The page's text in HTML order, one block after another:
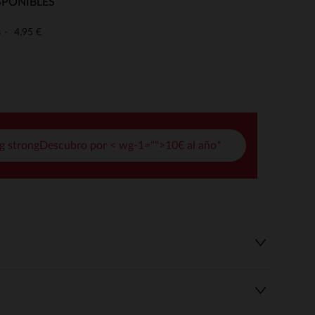
de privacidad, garantizando el cumplimiento de las
4,95 €
strongDescubro por < wg-1="">10€ al año*